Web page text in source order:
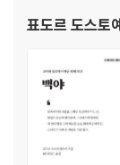
2 리자베타 스메르
4 열렬한 심경의 고
5 뜨거운 마음의 고
6 스메르댜코프
8 코냑을 마시며
머니와는 달리, 잔
표도르 도스토